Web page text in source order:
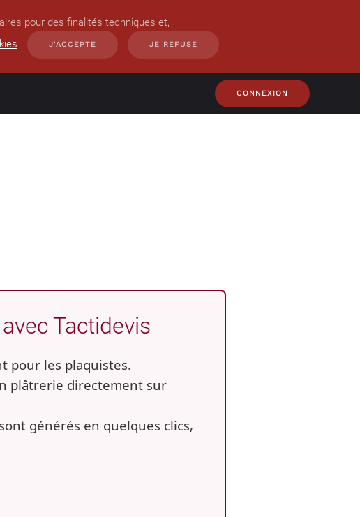
pour des finalités techniques et,
J'ACCEPTE JE REFUSE
CONNEXION
Tactidevis
pour les plaquistes.
plâtrerie directement sur
générés en quelques clics,